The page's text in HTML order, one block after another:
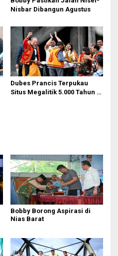
Nisbar Dibangun Agustus
Dubes Prancis Terpukau
Situs Megalitik 5.000 Tahun di
Bobby Borong Aspirasi di
Nias Barat